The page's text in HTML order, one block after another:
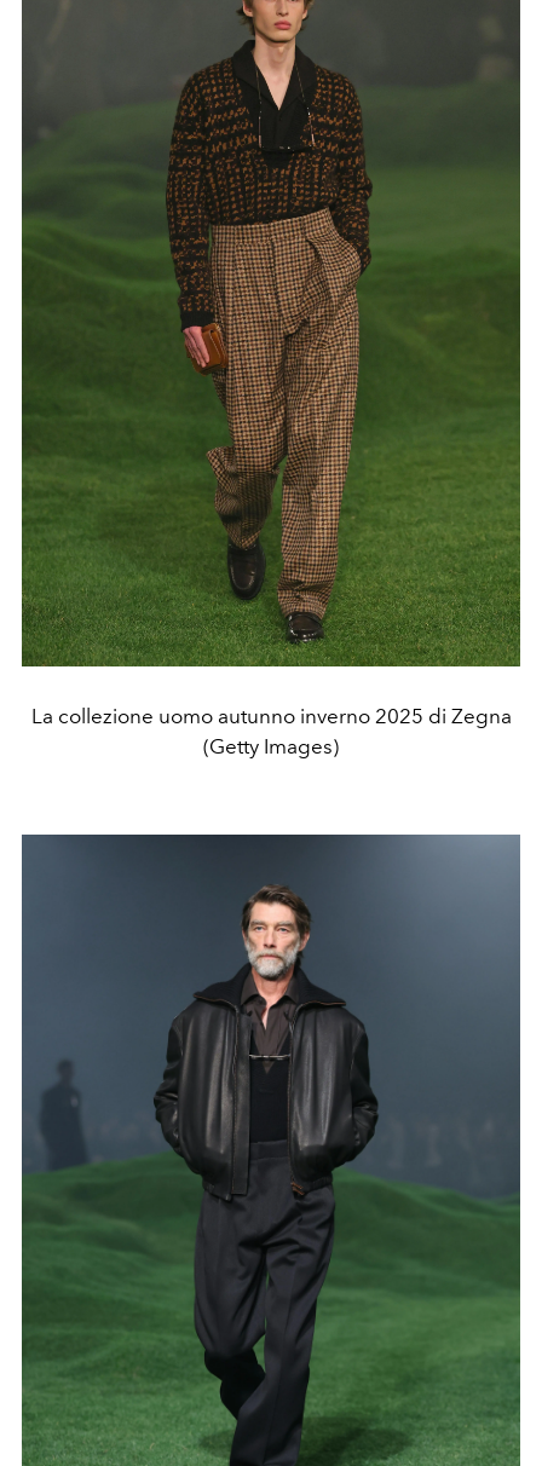
La collezione uomo autunno inverno 2025 di Zegna
(Getty Images)